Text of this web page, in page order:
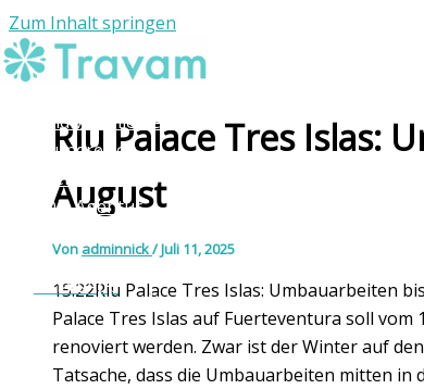
Zum Inhalt springen
Individuelle Reisen
Rundreisen
Reiseziele
Die Agentur
WhatsApp
Riu Palace Tres Islas:
August
Von adminnick/Juli 11, 2025
15:22Riu Palace Tres Islas: Umbauarbeiten
Palace Tres Islas auf Fuerteventura soll vom
renoviert werden. Zwar ist der Winter auf
Tatsache, dass die Umbauarbeiten mitten